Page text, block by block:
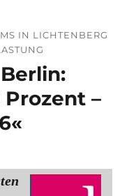
IN LICHTENBERG
Prozent –